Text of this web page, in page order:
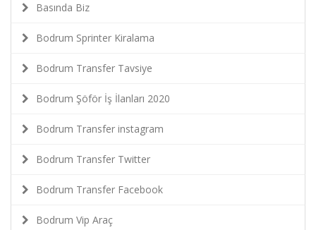
Basında Biz
Bodrum Sprinter Kiralama
Bodrum Transfer Tavsiye
Bodrum Şöför İş İlanları 2020
Bodrum Transfer instagram
Bodrum Transfer Twitter
Bodrum Transfer Facebook
Bodrum Vip Araç